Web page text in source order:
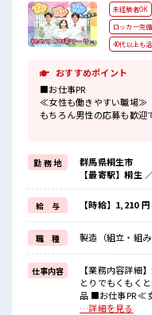
未経験者OK
ロッカー完備
40代以上も
おすすめポイント
■お仕事PR
≪女性も働きやすい職場≫
もちろん男性の応募も歓迎
場合によってはお願いする
≪完全週休二日制≫
週末は家族や友人と一緒
≪モチベーションもUP≫
派手過ぎなければ髪型や髪
(規定有)≪動きやすい制服
制服があるので、
毎日の服装の悩み解消♪
≪収入アップを目指せる≫
高時給だらけの派遣のお仕
■職場の雰囲気
女性が多めの職場です♪
勤 務 地
群馬県桐生市
【最寄駅】桐生
給 与 【時給】1,210 円
職 種 製造（組立・組み
仕事内容
【業務内容詳細
とりでもくもく
品 ■お仕事PR ≪女性も働きやすい職場≫ もちろん男性の応募
も歓迎ですよ！
…詳細を見る